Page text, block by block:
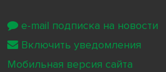
e-mail подписка на новости
Включить уведомления
Мобильная версия сайта